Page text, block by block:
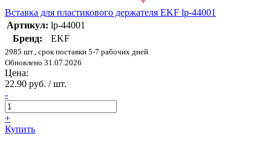
Вставка для пластикового держателя EKF lp-44001
Артикул: lp-44001
Бренд:
EKF
2985 шт., срок поставки 5-7 рабочих дней
Обновлено 31.07.2026
Цена:
22.90 руб. / шт.
-
+
Купить